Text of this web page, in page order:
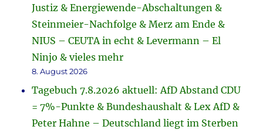
Justiz & Energiewende-Abschaltungen &
Steinmeier-Nachfolge & Merz am Ende &
NIUS – CEUTA in echt & Levermann – El
Ninjo & vieles mehr
8. August 2026
Tagebuch 7.8.2026 aktuell: AfD Abstand CDU
= 7%-Punkte & Bundeshaushalt & Lex AfD &
Peter Hahne – Deutschland liegt im Sterben